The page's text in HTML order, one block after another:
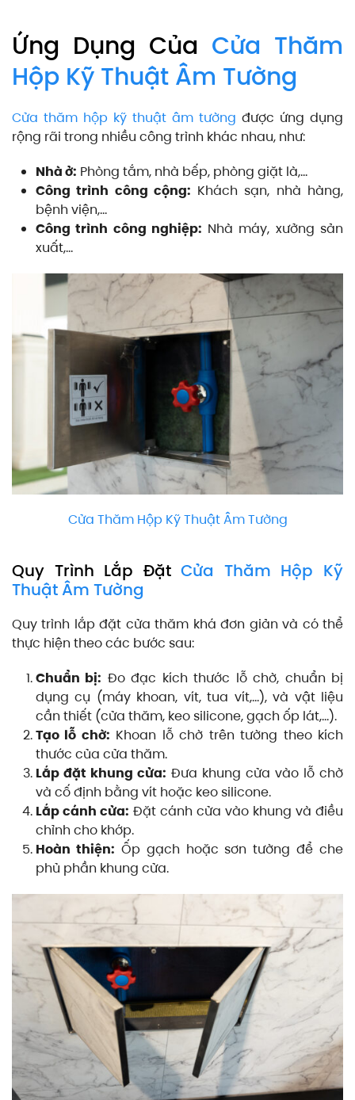
Ứng Dụng Của Cửa Thăm
Hộp Kỹ Thuật Âm Tường
Cửa thăm hộp kỹ thuật âm tường được ứng dụng
rộng rãi trong nhiều công trình khác nhau, như:
Nhà ở: Phòng tắm, nhà bếp, phòng giặt là,…
Công trình công cộng: Khách sạn, nhà hàng,
bệnh viện,…
Công trình công nghiệp: Nhà máy, xưởng sản
xuất,…
Cửa Thăm Hộp Kỹ Thuật Âm Tường
Quy Trình Lắp ĐặtCửa Thăm Hộp Kỹ
Thuật Âm Tường
Quy trình lắp đặt cửa thăm khá đơn giản và có thể
thực hiện theo các bước sau:
Chuẩn bị: Đo đạc kích thước lỗ chờ, chuẩn bị
dụng cụ (máy khoan, vít, tua vít,…), và vật liệu
cần thiết (cửa thăm, keo silicone, gạch ốp lát,…).
Tạo lỗ chờ: Khoan lỗ chờ trên tường theo kích
thước của cửa thăm.
Lắp đặt khung cửa: Đưa khung cửa vào lỗ chờ
và cố định bằng vít hoặc keo silicone.
Lắp cánh cửa: Đặt cánh cửa vào khung và điều
chỉnh cho khớp.
Hoàn thiện: Ốp gạch hoặc sơn tường để che
phủ phần khung cửa.